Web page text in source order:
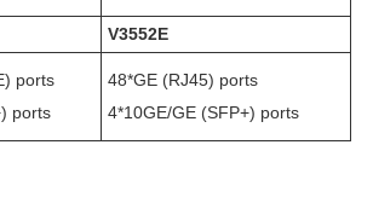
V3552E
ports
ports
48*GE (RJ45) ports
4*10GE/GE (SFP+) ports